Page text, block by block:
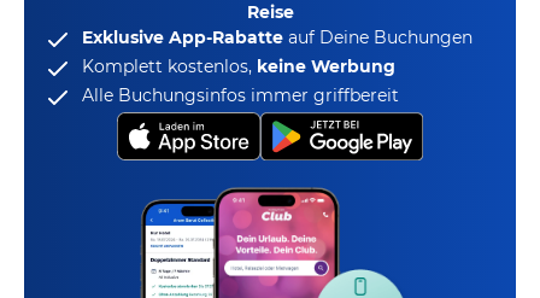
Reise
Exklusive App-Rabatte auf Deine Buchungen
Komplett kostenlos, keine Werbung
Alle Buchungsinfos immer griffbereit